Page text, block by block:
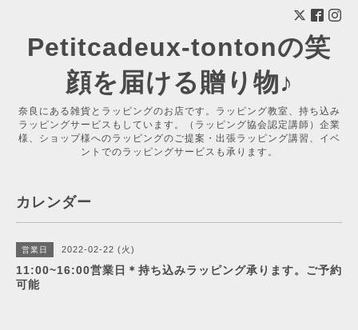
Petitcadeux-tontonの笑
顔を届ける贈り物♪
奈良にある雑貨とラッピングのお店です。ラッピング教室、持ち込み
ラッピングサービスもしています。（ラッピング協会認定講師）企業
様、ショップ様へのラッピングのご提案・出張ラッピング講習、イベ
ントでのラッピングサービスも承ります。
カレンダー
営業日 2022-02-22 (火)
11:00~16:00営業日＊持ち込みラッピング承ります。ご予約
可能